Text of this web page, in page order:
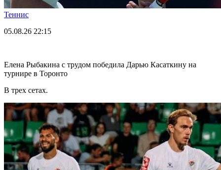
Теннис
05.08.26 22:15
Елена Рыбакина с трудом победила Дарью Касаткину на
турнире в Торонто
В трех сетах.